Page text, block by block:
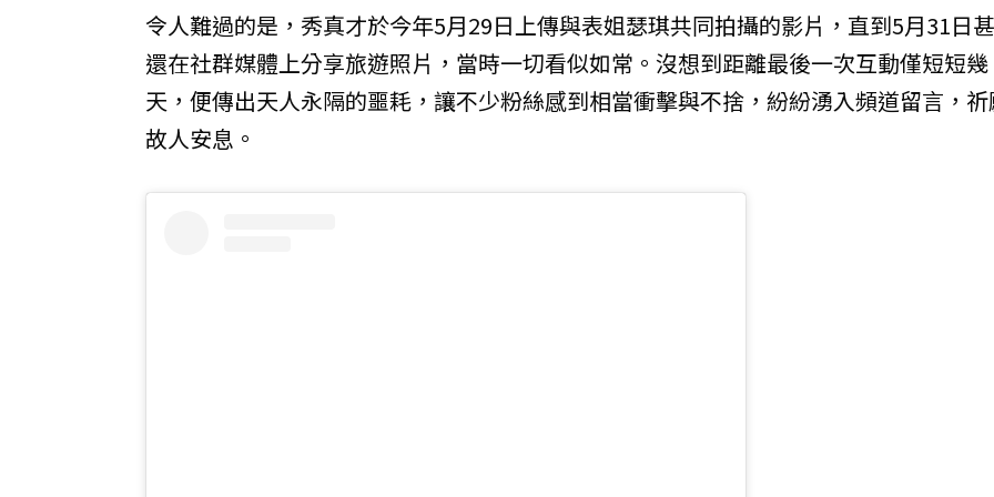
令人難過的是，秀真才於今年5月29日上傳與表姐瑟琪共同拍攝的影片，直到5月31日
還在社群媒體上分享旅遊照片，當時一切看似如常。沒想到距離最後一次互動僅短短幾
天，便傳出天人永隔的噩耗，讓不少粉絲感到相當衝擊與不捨，紛紛湧入頻道留言，
故人安息。